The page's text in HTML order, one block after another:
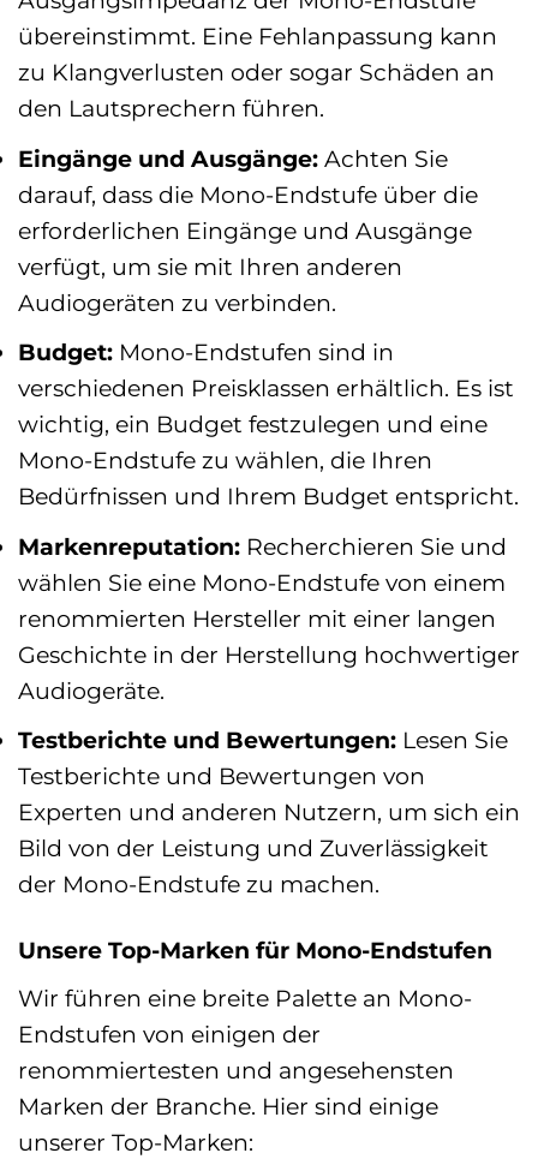
übereinstimmt. Eine Fehlanpassung kann
zu Klangverlusten oder sogar Schäden an
den Lautsprechern führen.
Eingänge und Ausgänge: Achten Sie
darauf, dass die Mono-Endstufe über die
erforderlichen Eingänge und Ausgänge
verfügt, um sie mit Ihren anderen
Audiogeräten zu verbinden.
Budget: Mono-Endstufen sind in
verschiedenen Preisklassen erhältlich. Es ist
wichtig, ein Budget festzulegen und eine
Mono-Endstufe zu wählen, die Ihren
Bedürfnissen und Ihrem Budget entspricht.
Markenreputation: Recherchieren Sie und
wählen Sie eine Mono-Endstufe von einem
renommierten Hersteller mit einer langen
Geschichte in der Herstellung hochwertiger
Audiogeräte.
Testberichte und Bewertungen: Lesen Sie
Testberichte und Bewertungen von
Experten und anderen Nutzern, um sich ein
Bild von der Leistung und Zuverlässigkeit
der Mono-Endstufe zu machen.
Unsere Top-Marken für Mono-Endstufen
Wir führen eine breite Palette an Mono-
Endstufen von einigen der
renommiertesten und angesehensten
Marken der Branche. Hier sind einige
unserer Top-Marken: